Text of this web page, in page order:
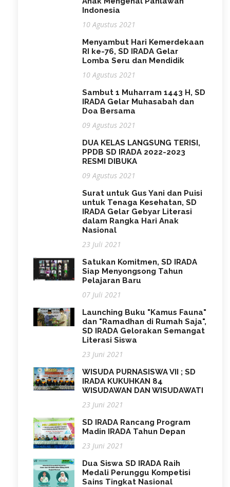
Indonesia
10 Agustus 2021
Menyambut Hari Kemerdekaan
RI ke-76, SD IRADA Gelar
Lomba Seru dan Mendidik
10 Agustus 2021
Sambut 1 Muharram 1443 H, SD
IRADA Gelar Muhasabah dan
Doa Bersama
09 Agustus 2021
DUA KELAS LANGSUNG TERISI,
PPDB SD IRADA 2022-2023
RESMI DIBUKA
09 Agustus 2021
Surat untuk Gus Yani dan Puisi
untuk Tenaga Kesehatan, SD
IRADA Gelar Gebyar Literasi
dalam Rangka Hari Anak
Nasional
23 Juli 2021
Satukan Komitmen, SD IRADA
Siap Menyongsong Tahun
Pelajaran Baru
07 Juli 2021
Launching Buku "Kamus Fauna"
dan "Ramadhan di Rumah Saja",
SD IRADA Gelorakan Semangat
Literasi Siswa
23 Juni 2021
WISUDA PURNASISWA VII ; SD
IRADA KUKUHKAN 84
WISUDAWAN DAN WISUDAWATI
23 Juni 2021
SD IRADA Rancang Program
Madin IRADA Tahun Depan
23 Juni 2021
Dua Siswa SD IRADA Raih
Medali Perunggu Kompetisi
Sains Tingkat Nasional